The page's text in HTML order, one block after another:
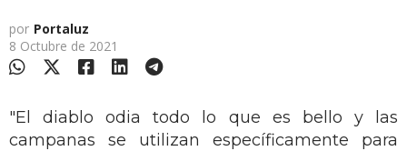
por Portaluz
8 Octubre de 2021
"El diablo odia todo lo que es bello y las
campanas se utilizan específicamente para